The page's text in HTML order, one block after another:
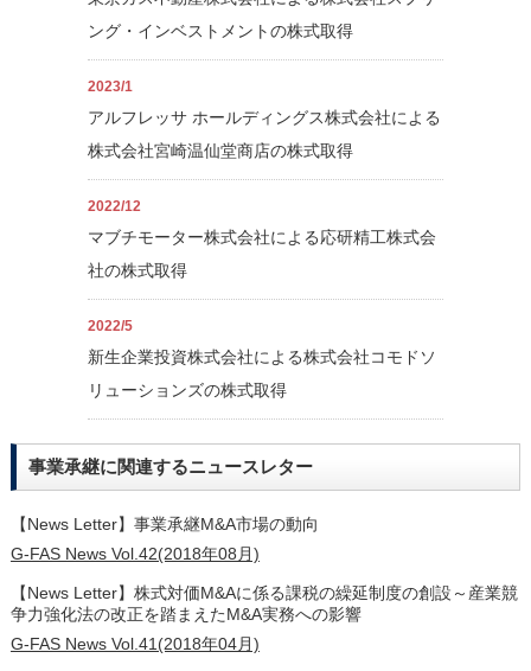
ング・インベストメントの株式取得
2023/1
アルフレッサ ホールディングス株式会社による
株式会社宮崎温仙堂商店の株式取得
2022/12
マブチモーター株式会社による応研精工株式会
社の株式取得
2022/5
新生企業投資株式会社による株式会社コモドソ
リューションズの株式取得
事業承継に関連するニュースレター
【News Letter】事業承継M&A市場の動向
G-FAS News Vol.42(2018年08月)
【News Letter】株式対価M&Aに係る課税の繰延制度の創設～産業競
争力強化法の改正を踏まえたM&A実務への影響
G-FAS News Vol.41(2018年04月)